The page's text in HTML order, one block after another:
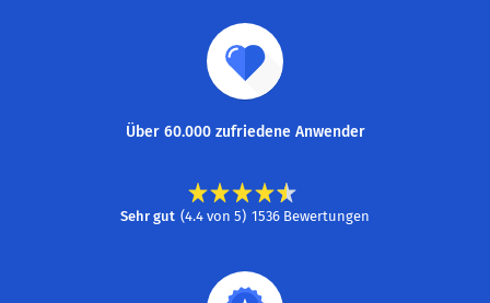
Über 60.000 zufriedene Anwender
Sehr gut (4.4 von 5) 1536 Bewertungen